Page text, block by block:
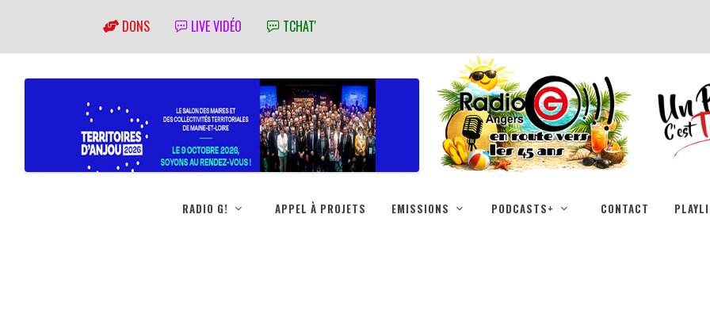
DONS LIVE VIDÉO TCHAT'
RADIO G! APPEL À PROJETS EMISSIONS PODCASTS+ CONTACT